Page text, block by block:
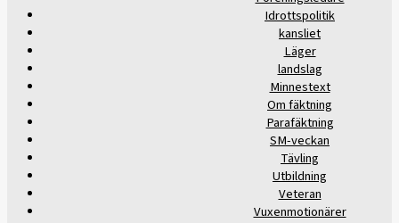
Idrottspolitik
kansliet
Läger
landslag
Minnestext
Om fäktning
Parafäktning
SM-veckan
Tävling
Utbildning
Veteran
Vuxenmotionärer